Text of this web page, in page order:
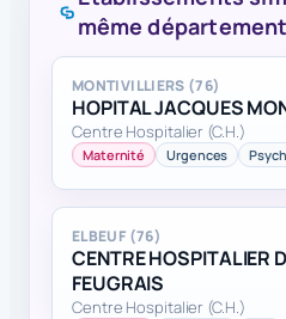
même département
MONTIVILLIERS (76)
HOPITAL JACQUES
Centre Hospitalier (C.H.)
Maternité Urgences
ELBEUF (76)
CENTRE HOSPITALIER
FEUGRAIS
Centre Hospitalier (C.H.)